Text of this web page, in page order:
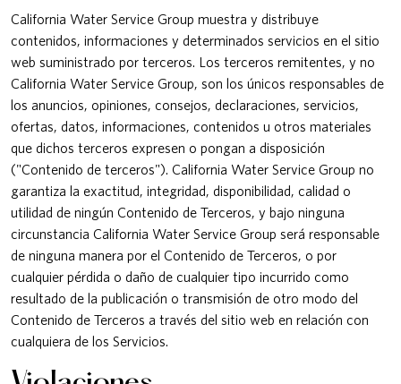
California Water Service Group muestra y distribuye
contenidos, informaciones y determinados servicios en el sitio
web suministrado por terceros. Los terceros remitentes, y no
California Water Service Group, son los únicos responsables de
los anuncios, opiniones, consejos, declaraciones, servicios,
ofertas, datos, informaciones, contenidos u otros materiales
que dichos terceros expresen o pongan a disposición
("Contenido de terceros"). California Water Service Group no
garantiza la exactitud, integridad, disponibilidad, calidad o
utilidad de ningún Contenido de Terceros, y bajo ninguna
circunstancia California Water Service Group será responsable
de ninguna manera por el Contenido de Terceros, o por
cualquier pérdida o daño de cualquier tipo incurrido como
resultado de la publicación o transmisión de otro modo del
Contenido de Terceros a través del sitio web en relación con
cualquiera de los Servicios.